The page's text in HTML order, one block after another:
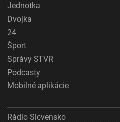
Jednotka
Dvojka
24
Šport
Správy STVR
Podcasty
Mobilné aplikácie
Rádio Slovensko